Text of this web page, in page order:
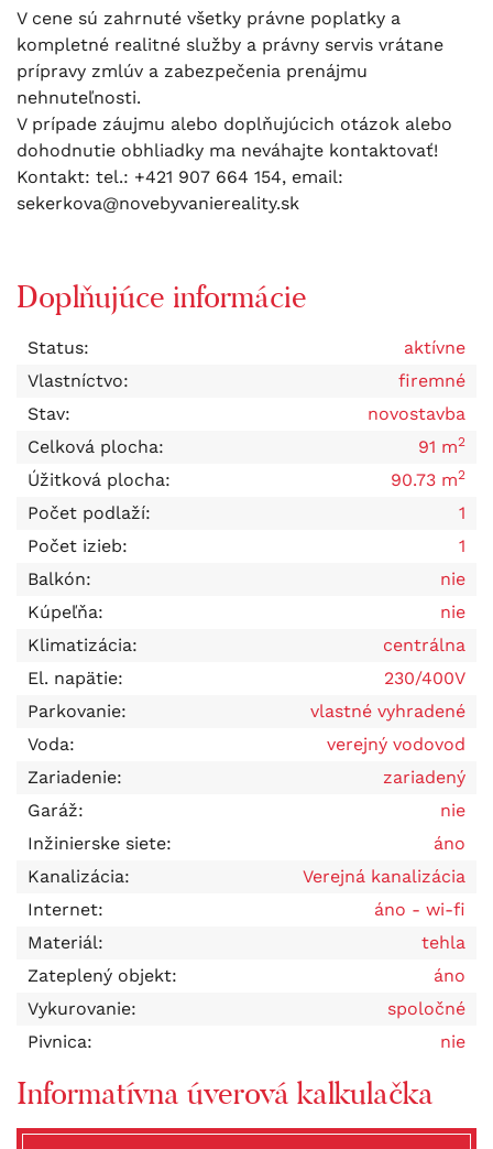
V cene sú zahrnuté všetky právne poplatky a
kompletné realitné služby a právny servis vrátane
prípravy zmlúv a zabezpečenia prenájmu
nehnuteľnosti.
V prípade záujmu alebo doplňujúcich otázok alebo
dohodnutie obhliadky ma neváhajte kontaktovať!
Kontakt: tel.: +421 907 664 154, email:
sekerkova@novebyvaniereality.sk
Doplňujúce informácie
Status:
aktívne
Vlastníctvo:
firemné
Stav:
novostavba
Celková plocha:
91 m2
Úžitková plocha: 90.73 m2
Počet podlaží:
1
Počet izieb:
1
Balkón:
nie
Kúpeľňa:
nie
Klimatizácia:
centrálna
El. napätie:
230/400V
Parkovanie:
vlastné vyhradené
Voda:
verejný vodovod
Zariadenie:
zariadený
Garáž:
nie
Inžinierske siete:
áno
Kanalizácia:
Verejná kanalizácia
Internet:
áno - wi-fi
Materiál:
tehla
Zateplený objekt:
áno
Vykurovanie:
spoločné
Pivnica:
nie
Informatívna úverová kalkulačka